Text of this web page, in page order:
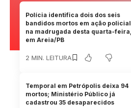
Polícia identifica dois dos seis
bandidos mortos em ação policial
na madrugada desta quarta-feira,
em Areia/PB
2 MIN. LEITURA
Temporal em Petrópolis deixa 94
mortos; Ministério Público já
cadastrou 35 desaparecidos